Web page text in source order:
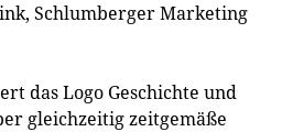
Schlumberger Marketing
das Logo Geschichte und
gleichzeitig zeitgemäße